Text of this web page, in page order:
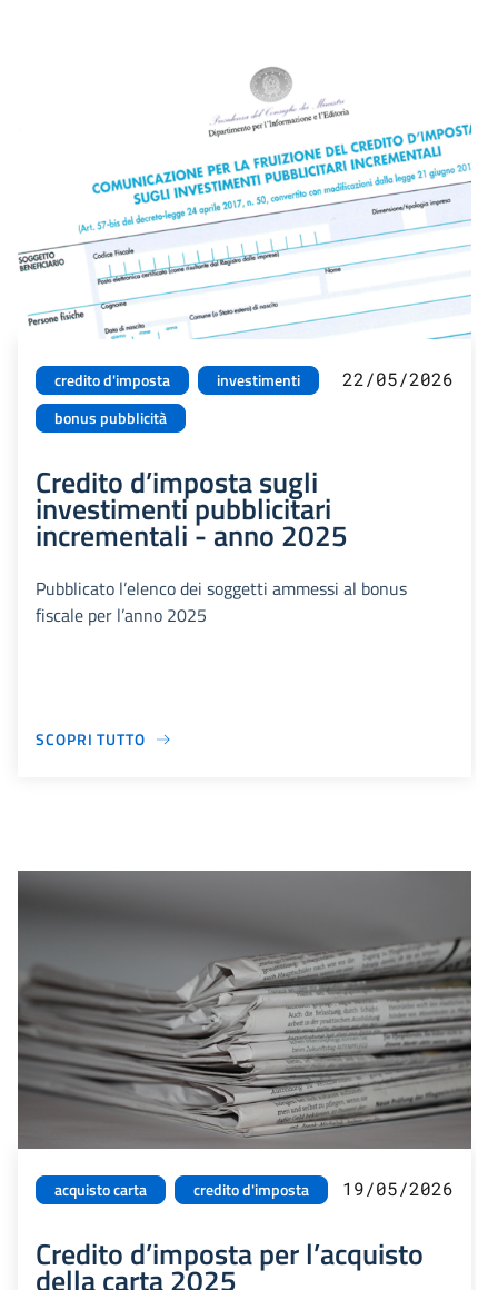
credito d'imposta
investimenti
bonus pubblicità
22/05/2026
Credito d’imposta sugli
investimenti pubblicitari
incrementali - anno 2025
Pubblicato l’elenco dei soggetti ammessi al bonus
fiscale per l’anno 2025
SCOPRI TUTTO
acquisto carta credito d'imposta 19/05/2026
Credito d’imposta per l’acquisto
della carta 2025